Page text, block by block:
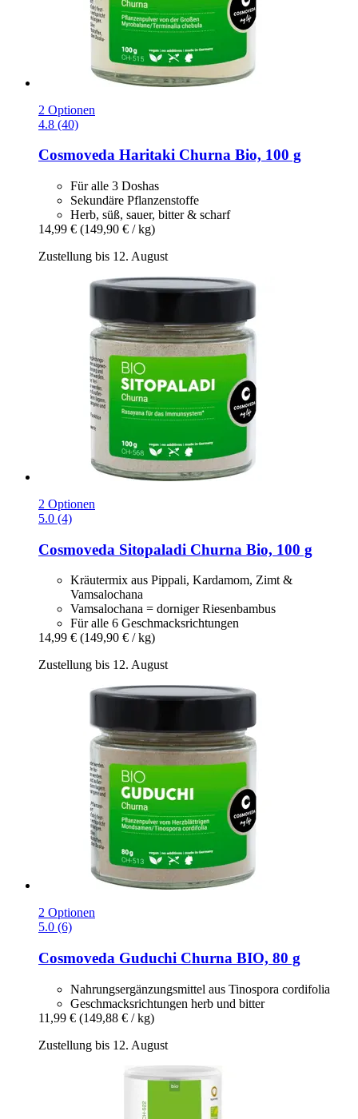
2 Optionen
4.8 (40)
Cosmoveda Haritaki Churna Bio, 100 g
Für alle 3 Doshas
Sekundäre Pflanzenstoffe
Herb, süß, sauer, bitter & scharf
14,99 € (149,90 € / kg)
Zustellung bis 12. August
2 Optionen
5.0 (4)
Cosmoveda Sitopaladi Churna Bio, 100 g
Kräutermix aus Pippali, Kardamom, Zimt &
Vamsalochana
Vamsalochana = dorniger Riesenbambus
Für alle 6 Geschmacksrichtungen
14,99 € (149,90 € / kg)
Zustellung bis 12. August
2 Optionen
5.0 (6)
Cosmoveda Guduchi Churna BIO, 80 g
Nahrungsergänzungsmittel aus Tinospora cordifolia
Geschmacks­richtungen herb und bitter
11,99 € (149,88 € / kg)
Zustellung bis 12. August